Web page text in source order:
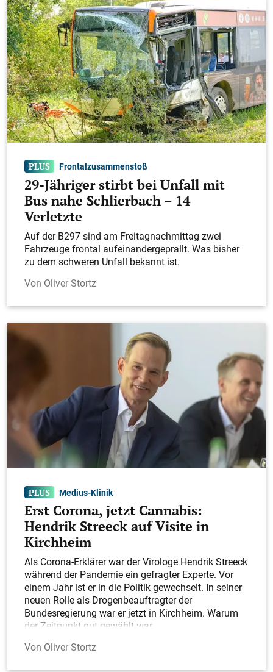
Frontalzusammenstoß
29-Jähriger stirbt bei Unfall mit
Bus nahe Schlierbach – 14
Verletzte
Auf der B297 sind am Freitagnachmittag zwei
Fahrzeuge frontal aufeinandergeprallt. Was bisher
zu dem schweren Unfall bekannt ist.
Oliver Stortz
Medius-Klinik
Erst Corona, jetzt Cannabis:
Hendrik Streeck auf Visite in
Kirchheim
Als Corona-Erklärer war der Virologe Hendrik Streeck
während der Pandemie ein gefragter Experte. Vor
einem Jahr ist er in die Politik gewechselt. In seiner
neuen Rolle als Drogenbeauftragter der
Bundesregierung war er jetzt in Kirchheim. Warum
der Zeitpunkt gut gewählt war.
Oliver Stortz